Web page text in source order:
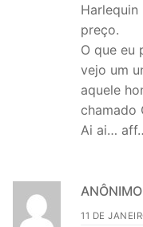
preço.
O que eu
vejo um
aquele
chamado
Ai ai…
ANÔNIMO
11 DE